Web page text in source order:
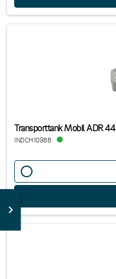
Transporttank Mobil ADR
INDCH10988